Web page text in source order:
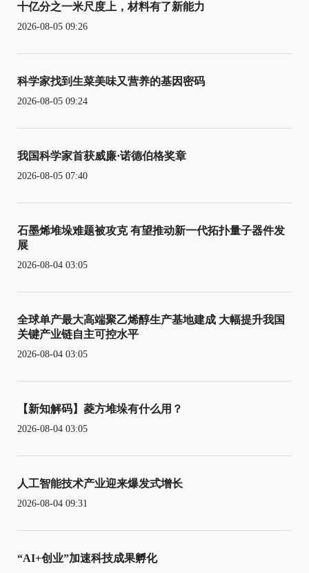
十亿分之一米尺度上，材料有了新能力
2026-08-05 09:26
科学家找到生菜美味又营养的基因密码
2026-08-05 09:24
我国科学家首获威廉·诺德伯格奖章
2026-08-05 07:40
石墨烯堆垛难题被攻克 有望推动新一代拓扑量子器件发
展
2026-08-04 03:05
全球单产最大高端聚乙烯醇生产基地建成 大幅提升我国
关键产业链自主可控水平
2026-08-04 03:05
【新知解码】菱方堆垛有什么用？
2026-08-04 03:05
人工智能技术产业迎来爆发式增长
2026-08-04 09:31
“AI+创业”加速科技成果孵化